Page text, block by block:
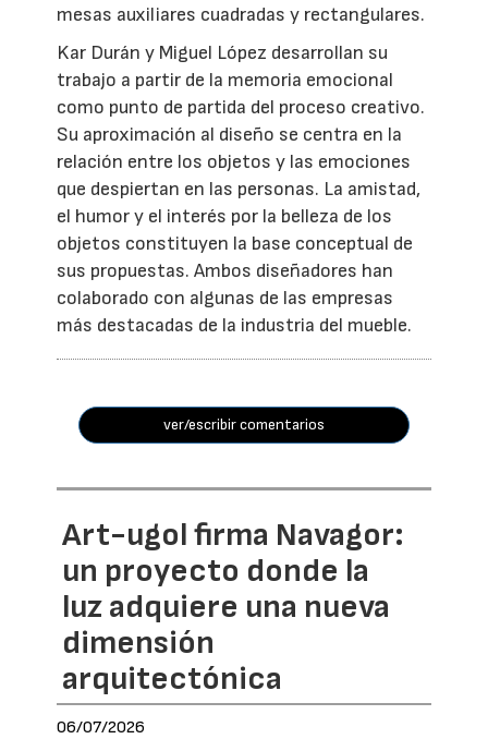
mesas auxiliares cuadradas y rectangulares.
Kar Durán y Miguel López desarrollan su
trabajo a partir de la memoria emocional
como punto de partida del proceso creativo.
Su aproximación al diseño se centra en la
relación entre los objetos y las emociones
que despiertan en las personas. La amistad,
el humor y el interés por la belleza de los
objetos constituyen la base conceptual de
sus propuestas. Ambos diseñadores han
colaborado con algunas de las empresas
más destacadas de la industria del mueble.
ver/escribir comentarios
Art-ugol firma Navagor:
un proyecto donde la
luz adquiere una nueva
dimensión
arquitectónica
06/07/2026